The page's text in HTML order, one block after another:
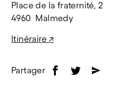
Place de la fraternité, 2
4960  Malmedy
Itinéraire ↗
Partager f t e